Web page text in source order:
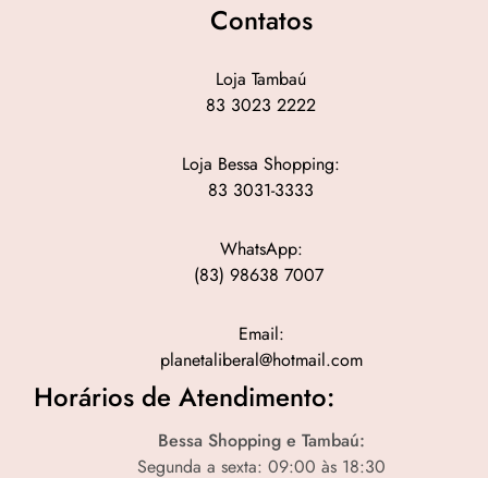
Contatos
Loja Tambaú
83 3023 2222
Loja Bessa Shopping:
83 3031-3333
WhatsApp:
(83) 98638 7007
Email:
planetaliberal@hotmail.com
Horários de Atendimento:
Bessa Shopping e Tambaú:
Segunda a sexta: 09:00 às 18:30